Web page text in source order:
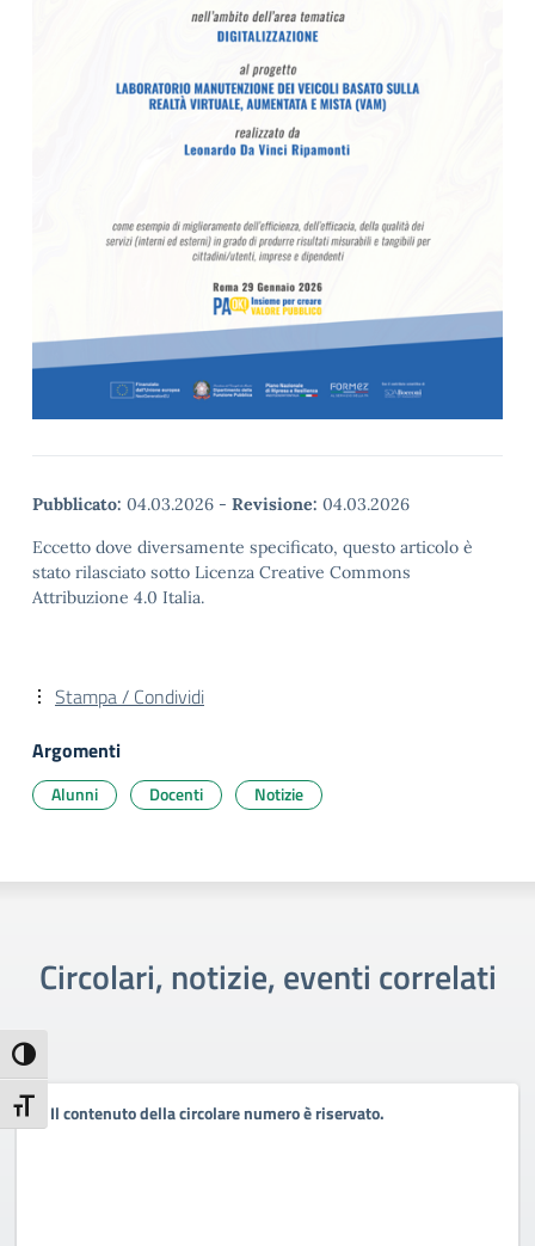
Attiva/disattiva alto contrasto
Attiva/disattiva dimensione testo
Pubblicato: 04.03.2026 - Revisione: 04.03.2026
Eccetto dove diversamente specificato, questo articolo è
stato rilasciato sotto Licenza Creative Commons
Attribuzione 4.0 Italia.
Stampa / Condividi
Argomenti
Alunni Docenti Notizie
Circolari, notizie, eventi correlati
Il contenuto della circolare numero è riservato.